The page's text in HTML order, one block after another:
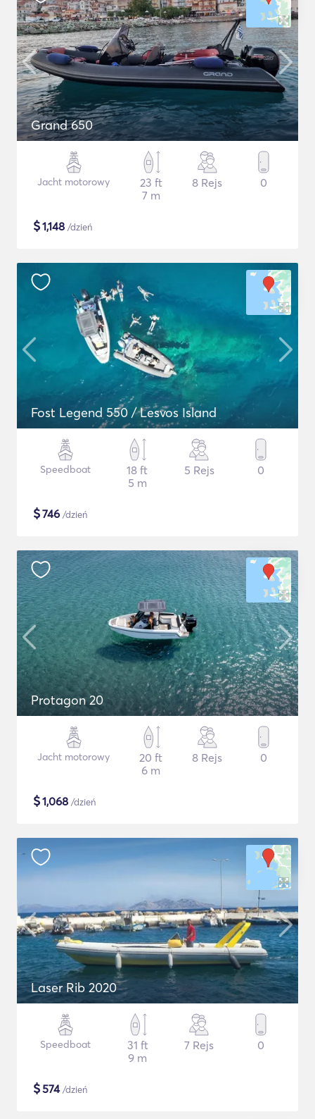
Grand 650
Jacht motorowy
23 ft
7 m
8 Rejs 0
$1,148 /dzień
Fost Legend 550 / Lesvos Island
Speedboat
18 ft
5 m
5 Rejs 0
$746 /dzień
Protagon 20
Jacht motorowy
20 ft
6 m
8 Rejs 0
$1,068 /dzień
Laser Rib 2020
Speedboat
31 ft
9 m
7 Rejs 0
$574/dzień